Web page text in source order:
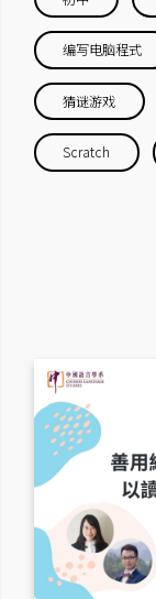
编写电脑程式
猜谜游戏
Scratch